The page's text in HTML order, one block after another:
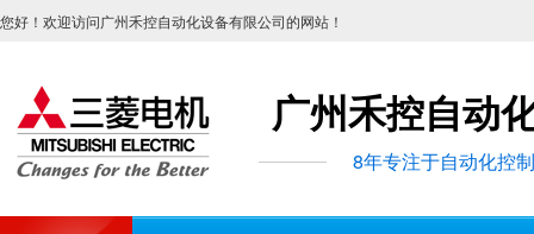
您好！欢迎访问广州禾控自动化设备有限公司的网站！
广州禾控自动
8年专注于自动化控